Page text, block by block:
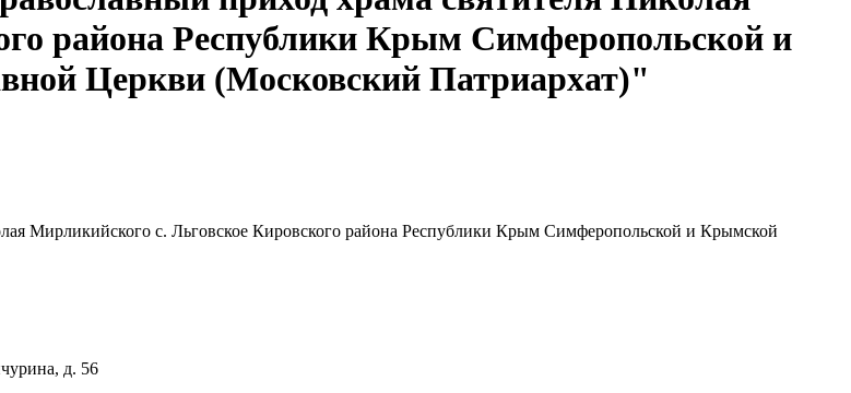
района Республики Крым Симферопольской и
Церкви (Московский Патриархат)"
Мирликийского с. Льговское Кировского района Республики Крым Симферопольской и Крымской
д. 56